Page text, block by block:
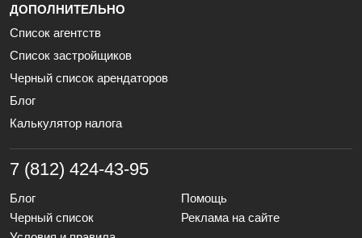
ДОПОЛНИТЕЛЬНО
Список агентств
Список застройщиков
Черный список арендаторов
Блог
Калькулятор налога
7 (812) 424-43-95
Блог
Помощь
Черный список
Реклама на сайте